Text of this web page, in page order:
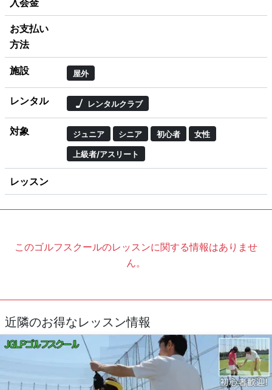
入会金
お支払い
方法
施設 屋外
レンタル レンタルクラブ
対象 ジュニア シニア 初心者 女性
上級者/アスリート
レッスン
このゴルフスクールのレッスンに関する情報はありませ
ん。
近隣のお得なレッスン情報